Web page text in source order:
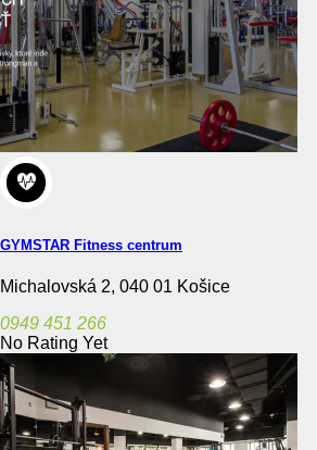
GYMSTAR Fitness centrum
Michalovská 2, 040 01 Košice
0949 451 266
No Rating Yet